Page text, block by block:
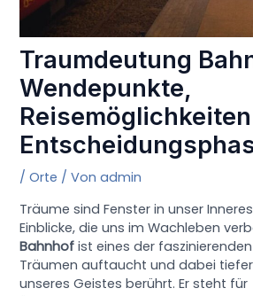
Traumdeutung
Wendepunkte,
/Orte / Vonadmin
Träume sind Fenster in unser
Einblicke, die uns im Wachleben
Bahnhof ist eines der
Träumen auftaucht und dabei
unseres Geistes berührt. Er steht für